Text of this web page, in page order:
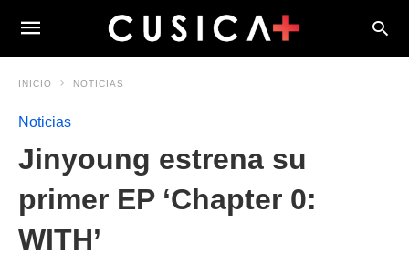
INICIO NOTICIAS
Noticias
Jinyoung estrena su
primer EP ‘Chapter 0:
WITH’